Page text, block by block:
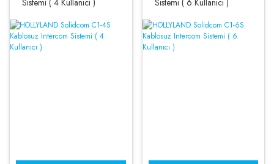
Sistemi ( 4 Kullanıcı )
Sistemi ( 6 Kullanıcı )